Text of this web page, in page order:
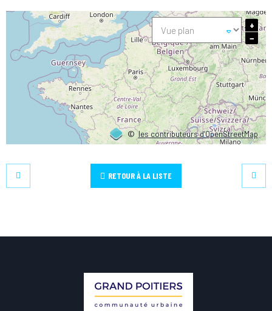
©les contributeurs d’OpenStreetMap
+
−
RETOUR À LA LISTE